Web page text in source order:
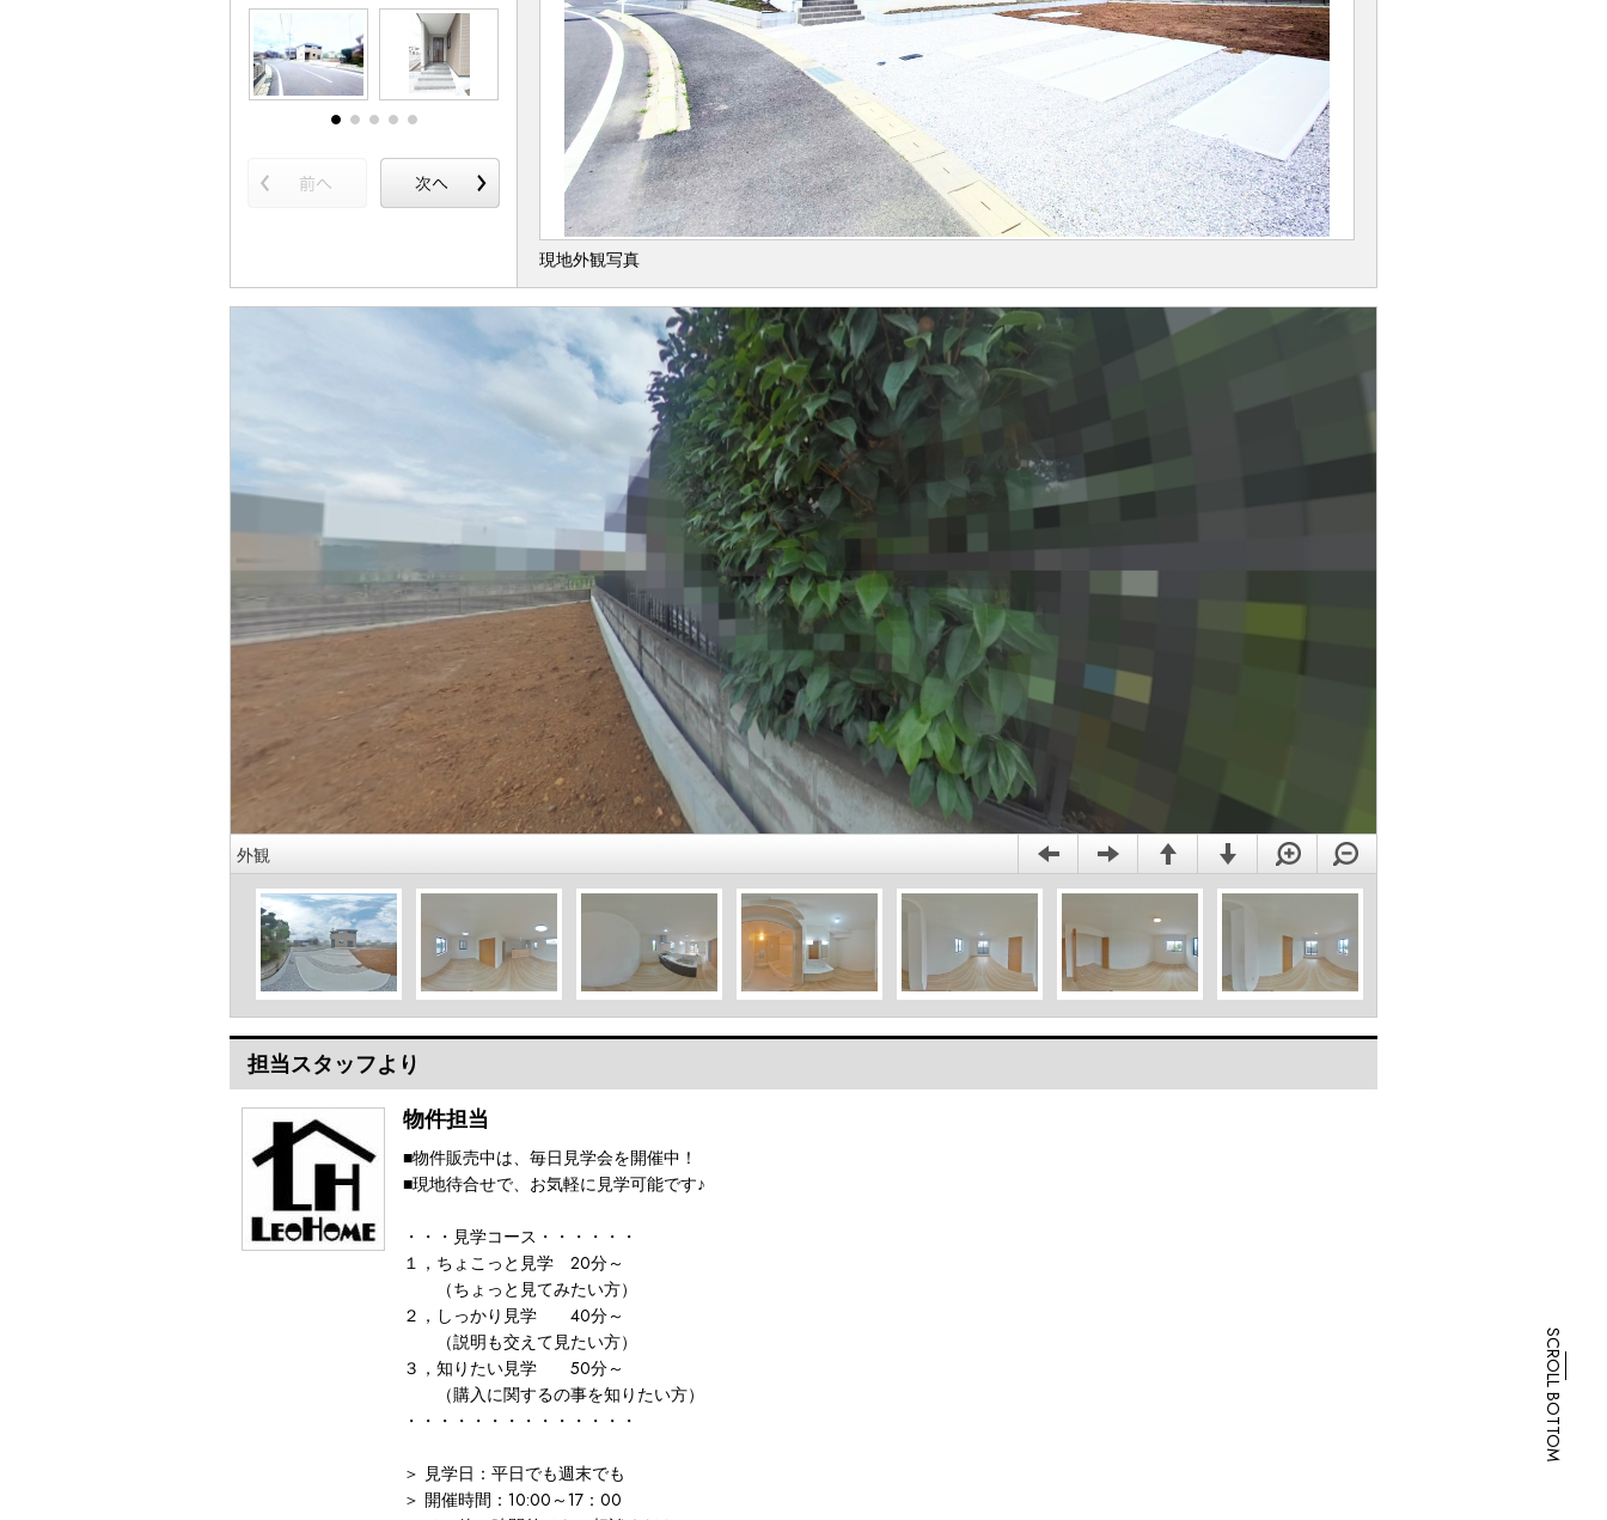
現地外観写真
外観
担当スタッフより
物件担当
■物件販売中は、毎日見学会を開催中！
■現地待合せで、お気軽に見学可能です♪
・・・見学コース・・・・・・
１，ちょこっと見学 20分～
（ちょっと見てみたい方）
２，しっかり見学 40分～
（説明も交えて見たい方）
３，知りたい見学 50分～
（購入に関するの事を知りたい方）
・・・・・・・・・・・・・・
＞ 見学日：平日でも週末でも
＞ 開催時間：10:00～17：00
SCROLL BOTTOM